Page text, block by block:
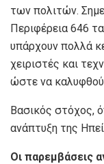
των πολιτών.
Περιφέρεια 646
υπάρχουν πολλά
χειριστές και
ώστε να
Βασικός στόχος,
ανάπτυξη της
Οι παρεμβάσεις